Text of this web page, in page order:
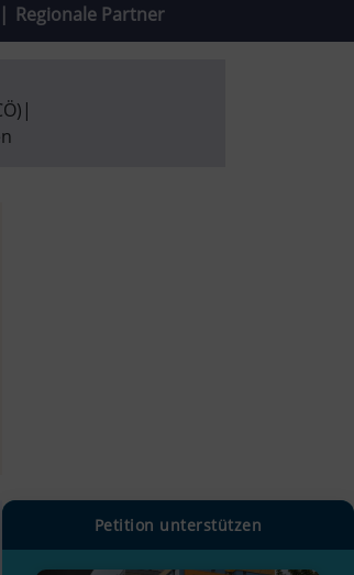
| Regionale Partner
|
Petition unterstützen